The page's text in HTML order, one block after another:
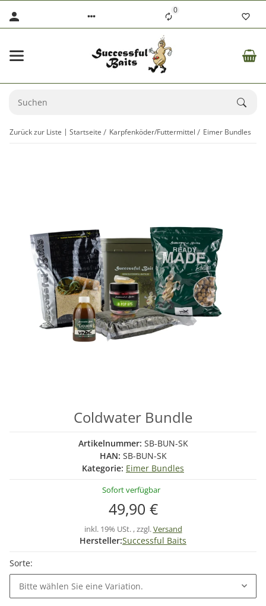
0
Zurück zur Liste Startseite Karpfenköder/Futtermittel Eimer Bundles
Coldwater Bundle
Artikelnummer: SB-BUN-SK
HAN: SB-BUN-SK
Kategorie: Eimer Bundles
Sofort verfügbar
49,90 €
inkl. 19% USt. , zzgl.Versand
Hersteller:Successful Baits
Sorte:
Bitte wählen Sie eine Variation.